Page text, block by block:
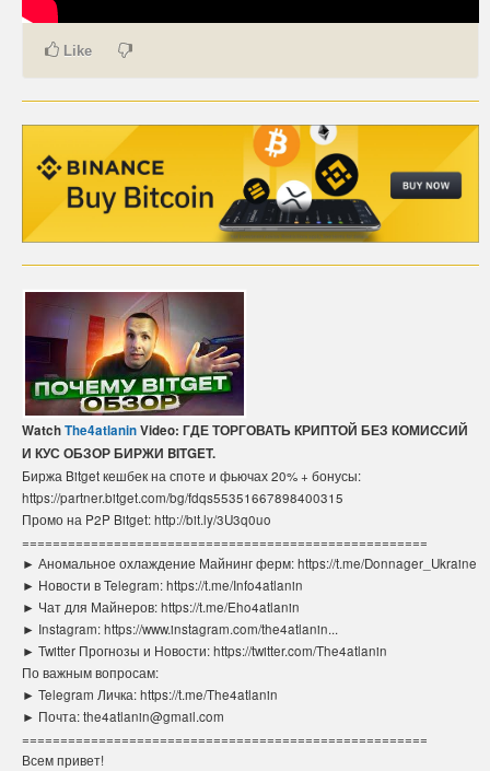
CARTÃO DE PAGAMENTO BITCOIN (PORTUGUÊS)
BETAALKAART BITCOIN (NEDERLANDS)
BETALKORT BITCOIN (SVENSKA)
PLATEBNÍ KARTA BITCOIN (ČEŠTINA)
Like
WatchThe4atlaninVideo: ГДЕ ТОРГОВАТЬ КРИПТОЙ БЕЗ КОМИCСИЙ
И КУС ОБЗОР БИРЖИ BITGET.
Биржа Bitget кешбек на споте и фьючах 20% + бонусы:
https://partner.bitget.com/bg/fdqs55351667898400315
Промо на P2P Bitget: http://bit.ly/3U3q0uo
=====================================================
► Аномальное охлаждение Майнинг ферм: https://t.me/Donnager_Ukraine
► Новости в Telegram: https://t.me/Info4atlanin
► Чат для Майнеров: https://t.me/Eho4atlanin
► Instagram: https://www.instagram.com/the4atlanin...
► Twitter Прогнозы и Новости: https://twitter.com/The4atlanin
По важным вопросам:
► Telegram Личка: https://t.me/The4atlanin
► Почта: the4atlanin@gmail.com
=====================================================
Всем привет!